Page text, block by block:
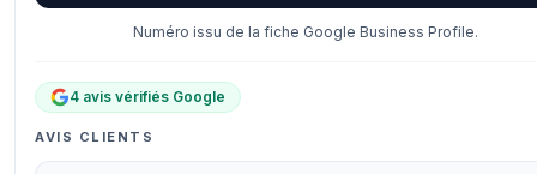
Numéro issu de la fiche Google Business Profile.
4 avis vérifiés Google
AVIS CLIENTS